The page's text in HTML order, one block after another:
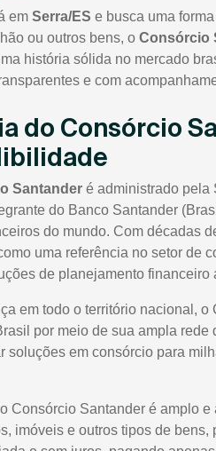
em Serra/ES e busca uma
ou outros bens, o Consórcio
história sólida no mercado
e com
do Consórcio
Santander é administrado pela
do Banco Santander
do mundo. Com décadas
uma referência no setor de
de planejamento financeiro
em todo o território nacional,
por meio de sua ampla
soluções em consórcio para
Consórcio Santander é amplo
imóveis e outros tipos de